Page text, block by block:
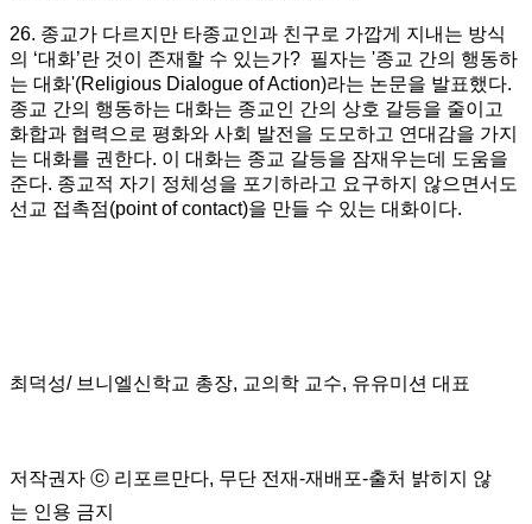
26. 종교가 다르지만 타종교인과 친구로 가깝게 지내는 방식
의 ‘대화’란 것이 존재할 수 있는가? 필자는 '종교 간의 행동하
는 대화'(Religious Dialogue of Action)라는 논문을 발표했다.
종교 간의 행동하는 대화는 종교인 간의 상호 갈등을 줄이고
화합과 협력으로 평화와 사회 발전을 도모하고 연대감을 가지
는 대화를 권한다. 이 대화는 종교 갈등을 잠재우는데 도움을
준다. 종교적 자기 정체성을 포기하라고 요구하지 않으면서도
선교 접촉점(point of contact)을 만들 수 있는 대화이다.
최덕성/ 브니엘신학교 총장, 교의학 교수, 유유미션 대표
저작권자 ⓒ 리포르만다, 무단 전재-재배포-출처 밝히지 않
는 인용 금지